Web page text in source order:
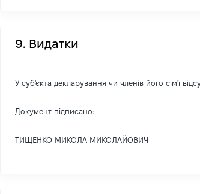
9. Видатки
У суб'єкта декларування чи членів його сім'ї
Документ підписано:
ТИЩЕНКО МИКОЛА МИКОЛАЙОВИЧ